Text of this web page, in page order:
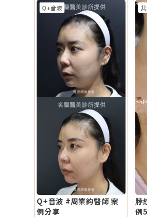
Q+音波
Q+音波 #周業鈞醫師 案
例分享
脖
例